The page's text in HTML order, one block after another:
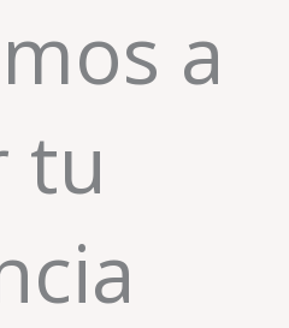
a
tu